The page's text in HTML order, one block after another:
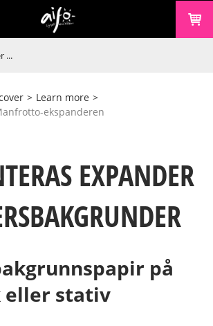
> Learn more >
ekspanderen
EXPANDER
på
eller stativ